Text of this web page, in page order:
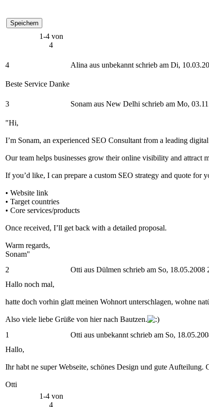
1-4 von
4
4 Alina aus unbekannt schrieb am Di,
Beste Service Danke
3 Sonam aus New Delhi schrieb am Mo,
"Hi,
I’m Sonam, an experienced SEO Consultant from a leading
Our team helps businesses grow their online visibility and attract
If you’d like, I can prepare a custom SEO strategy and quote for
• Website link
• Target countries
• Core services/products
Once received, I’ll get back with a detailed proposal.
Warm regards,
Sonam"
2
Otti aus Dülmen schrieb am So, 18.05.2008
Hallo noch mal,
hatte doch vorhin glatt meinen Wohnort unterschlagen, wohne
Also viele liebe Grüße von hier nach Bautzen.
1
Otti aus unbekannt schrieb am So,
Hallo,
Ihr habt ne super Webseite, schönes Design und gute Aufteilung.
Otti
1-4 von
4